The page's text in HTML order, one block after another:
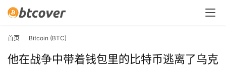
首页 Bitcoin (BTC)
他在战争中带着钱包里的比特币逃离了乌克